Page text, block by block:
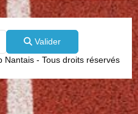
Valider
- Tous droits réservés